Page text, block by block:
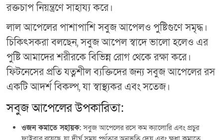
রক্তচাপ নিয়ন্ত্রণে সাহায্য করে।
লাল আপেলের পাশাপাশি সবুজ আপেলও পুষ্টিগুণে সমৃদ্ধ।
চিকিৎসকরা বলছেন, সবুজ আপেল স্বাদে ভালো হলেও এর
পুষ্টি আমাদের শরীরকে বিভিন্ন রোগ থেকে রক্ষা করে।
ফিটনেসের প্রতি যত্নশীল ব্যক্তিদের জন্য সবুজ আপেলের রস
একটি আদর্শ বিকল্প, যা স্বাস্থ্যকর এবং সতেজ।
সবুজ আপেলের উপকারিতা:
ওজন কমাতে সহায়ক:সবুজ আপেলের রসে কম ক্যালোরি এবং প্রচুর